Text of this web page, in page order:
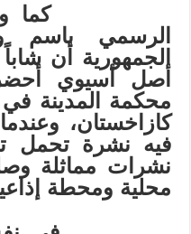
كما وذكر
الرسمي باسم
الجمهورية أن
أصل أسيوي
محكمة المدينة
كازاخستان،
فيه نشرة تحمل
نشرات مماثلة
محلية ومحطة